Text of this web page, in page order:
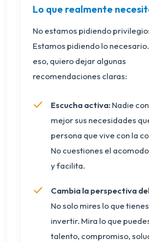
Lo que realmente
No estamos pidiendo
Estamos pidiendo lo
eso, quiero dejar algunas
recomendaciones claras:
Escucha activa:Nadie
mejor sus necesidades
persona que vive con la
No cuestiones el
y facilita.
Cambia la perspectiva
No solo mires lo que
invertir. Mira lo que
talento, compromiso,